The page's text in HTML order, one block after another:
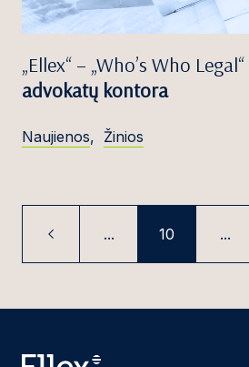
„Ellex“ – „Who’s Who Legal“
advokatų kontora
Naujienos, Žinios
... 10 ...